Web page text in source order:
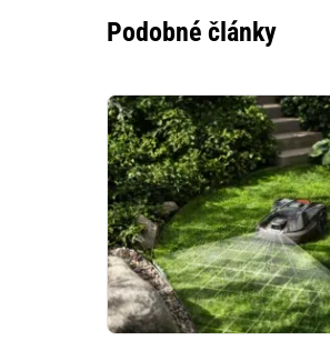
Podobné články